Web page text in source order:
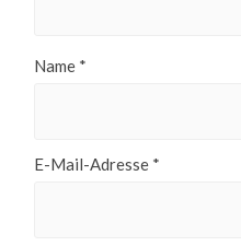
Name *
E-Mail-Adresse *